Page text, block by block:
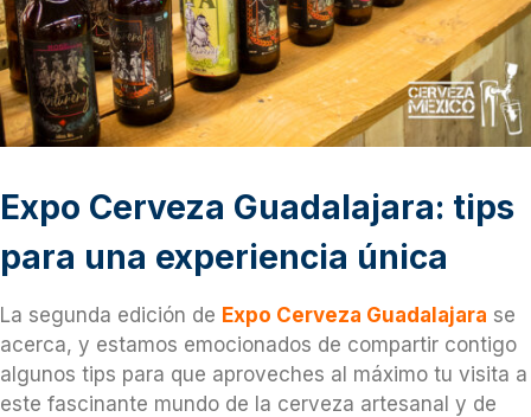
Expo Cerveza Guadalajara: tips
para una experiencia única
La segunda edición de Expo Cerveza Guadalajara se
acerca, y estamos emocionados de compartir contigo
algunos tips para que aproveches al máximo tu visita a
este fascinante mundo de la cerveza artesanal y de